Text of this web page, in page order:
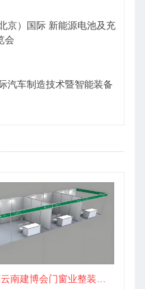
京）国际 新能源电池及充
会
汽车制造技术暨智能装备
门窗业整装定制智能家居卫浴建材展会